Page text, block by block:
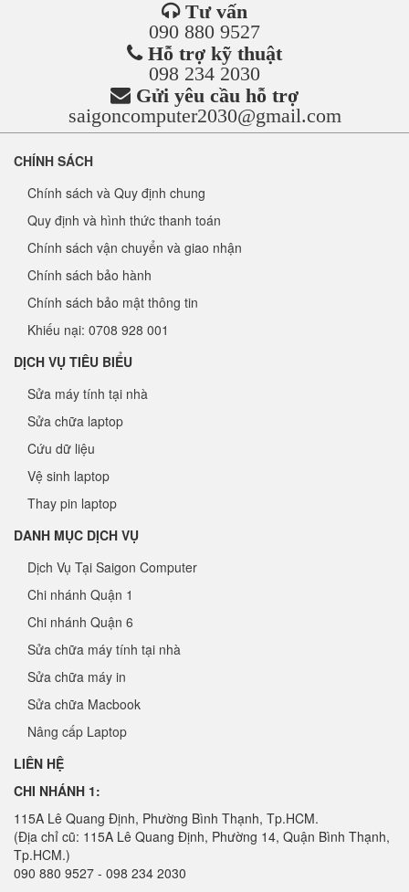
Tư vấn
090 880 9527
Hỗ trợ kỹ thuật
098 234 2030
Gửi yêu cầu hỗ trợ
saigoncomputer2030@gmail.com
CHÍNH SÁCH
Chính sách và Quy định chung
Quy định và hình thức thanh toán
Chính sách vận chuyển và giao nhận
Chính sách bảo hành
Chính sách bảo mật thông tin
Khiếu nại: 0708 928 001
DỊCH VỤ TIÊU BIỂU
Sửa máy tính tại nhà
Sửa chữa laptop
Cứu dữ liệu
Vệ sinh laptop
Thay pin laptop
DANH MỤC DỊCH VỤ
Dịch Vụ Tại Saigon Computer
Chi nhánh Quận 1
Chi nhánh Quận 6
Sửa chữa máy tính tại nhà
Sửa chữa máy in
Sửa chữa Macbook
Nâng cấp Laptop
LIÊN HỆ
CHI NHÁNH 1:
115A Lê Quang Định, Phường Bình Thạnh, Tp.HCM.
(Địa chỉ cũ: 115A Lê Quang Định, Phường 14, Quận Bình Thạnh,
Tp.HCM.)
090 880 9527 - 098 234 2030